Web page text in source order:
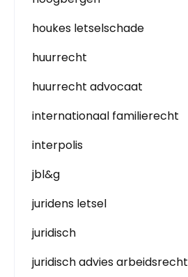
houkes letselschade
huurrecht
huurrecht advocaat
internationaal familierecht
interpolis
jbl&g
juridens letsel
juridisch
juridisch advies arbeidsrecht